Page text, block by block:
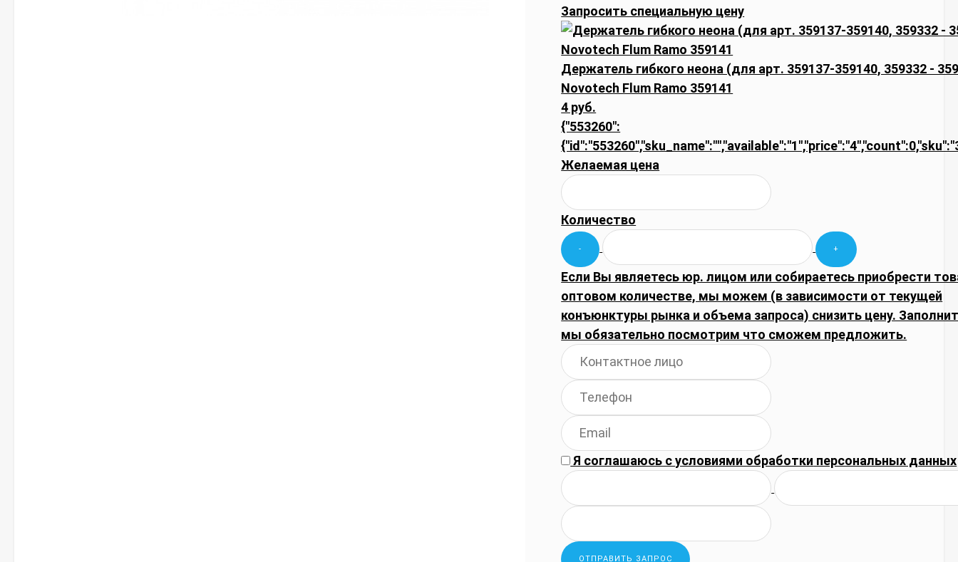
Запросить специальную цену
Держатель гибкого неона (для арт. 359137-359140, 359332 -
Novotech Flum Ramo 359141
4 руб.
{"553260":
Желаемая цена
Количество
Если Вы являетесь юр. лицом или собираетесь приобрести
оптовом количестве, мы можем (в зависимости от текущей
конъюнктуры рынка и объема запроса) снизить цену.
мы обязательно посмотрим что сможем предложить.
Я соглашаюсь сусловиями обработки персональных данных